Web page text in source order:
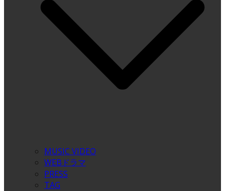
MUSIC VIDEO
WEBドラマ
PRESS
TAG